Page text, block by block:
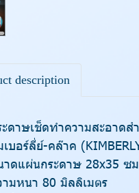
description
ะดาษเช็ดทำความสะอาด
เบอร์ลี่ย์-คล๊าค
าดแผ่นกระดาษ 28x35 ซ
ามหนา 80 มิลลิเมตร